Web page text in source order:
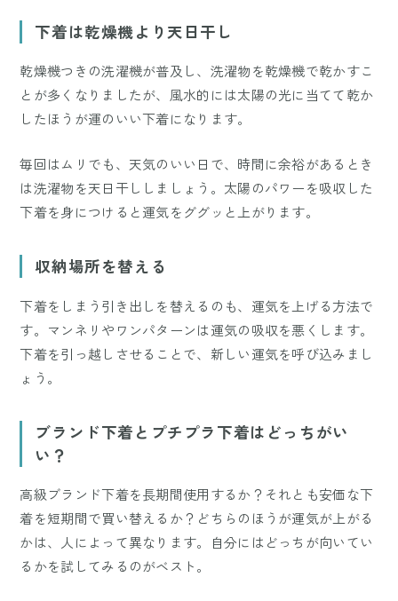
下着は乾燥機より天日干し
乾燥機つきの洗濯機が普及し、洗濯物を乾燥機で乾かすこ
とが多くなりましたが、風水的には太陽の光に当てて乾か
したほうが運のいい下着になります。
毎回はムリでも、天気のいい日で、時間に余裕があるとき
は洗濯物を天日干ししましょう。太陽のパワーを吸収した
下着を身につけると運気をググッと上がります。
収納場所を替える
下着をしまう引き出しを替えるのも、運気を上げる方法で
す。マンネリやワンパターンは運気の吸収を悪くします。
下着を引っ越しさせることで、新しい運気を呼び込みまし
ょう。
ブランド下着とプチプラ下着はどっちがい
い？
高級ブランド下着を長期間使用するか？それとも安価な下
着を短期間で買い替えるか？どちらのほうが運気が上がる
かは、人によって異なります。自分にはどっちが向いてい
るかを試してみるのがベスト。